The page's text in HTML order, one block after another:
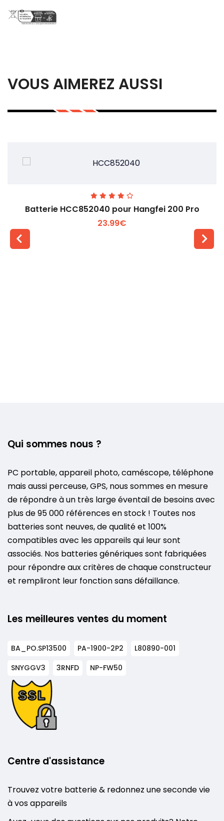
VOUS AIMEREZ AUSSI
Batterie HCC852040 pour Hangfei 200 Pro
23.99€
Qui sommes nous ?
PC portable, appareil photo, caméscope, téléphone
mais aussi perceuse, GPS, nous sommes en mesure
de répondre à un très large éventail de besoins avec
plus de 95 000 références en stock ! Toutes nos
batteries sont neuves, de qualité et 100%
compatibles avec les appareils qui leur sont
associés. Nos batteries génériques sont fabriquées
pour répondre aux critères de chaque constructeur
et rempliront leur fonction sans défaillance.
Les meilleures ventes du moment
BA_PO.SP13500 PA-1900-2P2
L80890-001
SNYGGV3
3RNFD NP-FW50
Centre d'assistance
Trouvez votre batterie & redonnez une seconde vie
à vos appareils